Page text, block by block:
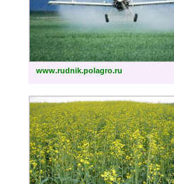
www.rudnik.polagro.ru